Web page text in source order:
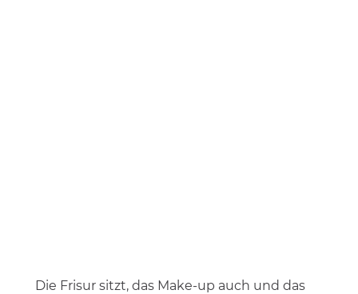
Die Frisur sitzt, das Make-up auch und das